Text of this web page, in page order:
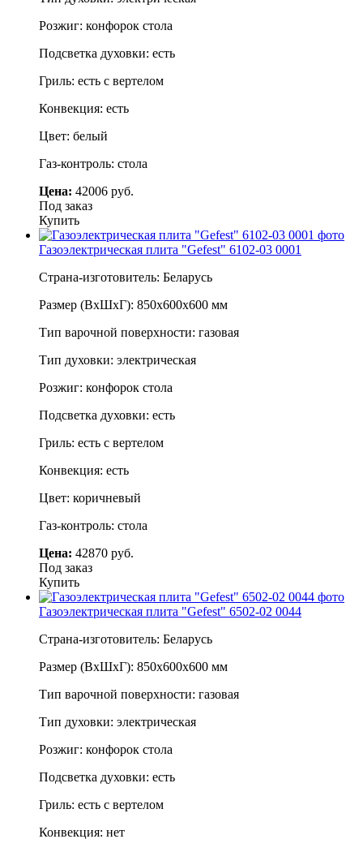
Розжиг: конфорок стола
Подсветка духовки: есть
Гриль: есть с вертелом
Конвекция: есть
Цвет: белый
Газ-контроль: стола
Цена: 42006 руб.
Под заказ
Купить
Газоэлектрическая плита "Gefest" 6102-03 0001
Страна-изготовитель: Беларусь
Размер (ВхШхГ): 850х600х600 мм
Тип варочной поверхности: газовая
Тип духовки: электрическая
Розжиг: конфорок стола
Подсветка духовки: есть
Гриль: есть с вертелом
Конвекция: есть
Цвет: коричневый
Газ-контроль: стола
Цена: 42870 руб.
Под заказ
Купить
Газоэлектрическая плита "Gefest" 6502-02 0044
Страна-изготовитель: Беларусь
Размер (ВхШхГ): 850х600х600 мм
Тип варочной поверхности: газовая
Тип духовки: электрическая
Розжиг: конфорок стола
Подсветка духовки: есть
Гриль: есть с вертелом
Конвекция: нет